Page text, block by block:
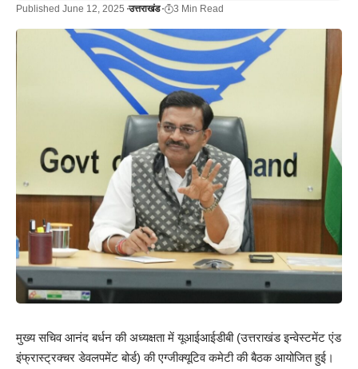
Published June 12, 2025 उत्तराखंड 3 Min Read
मुख्य सचिव आनंद बर्धन की अध्यक्षता में यूआईआईडीबी (उत्तराखंड इन्वेस्टमेंट एंड
इंफ्रास्ट्रक्चर डेवलपमेंट बोर्ड) की एग्जीक्यूटिव कमेटी की बैठक आयोजित हुई।